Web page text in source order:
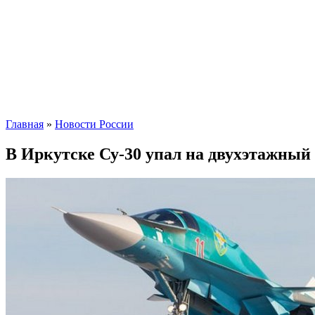
Главная » Новости России
В Иркутске Су-30 упал на двухэтажный